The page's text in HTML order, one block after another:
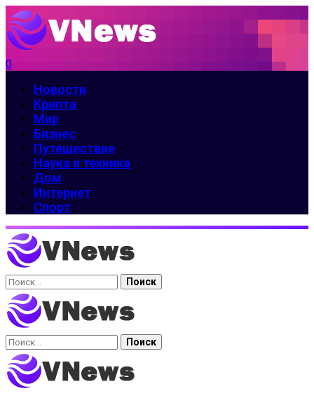
0
Новости
Крипта
Мир
Бизнес
Путешествие
Наука и техника
Дом
Интернет
Спорт
Найти:
Найти: